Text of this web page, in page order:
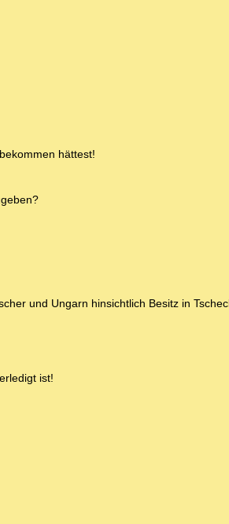
hättest!
und Ungarn hinsichtlich Besitz in
ist!